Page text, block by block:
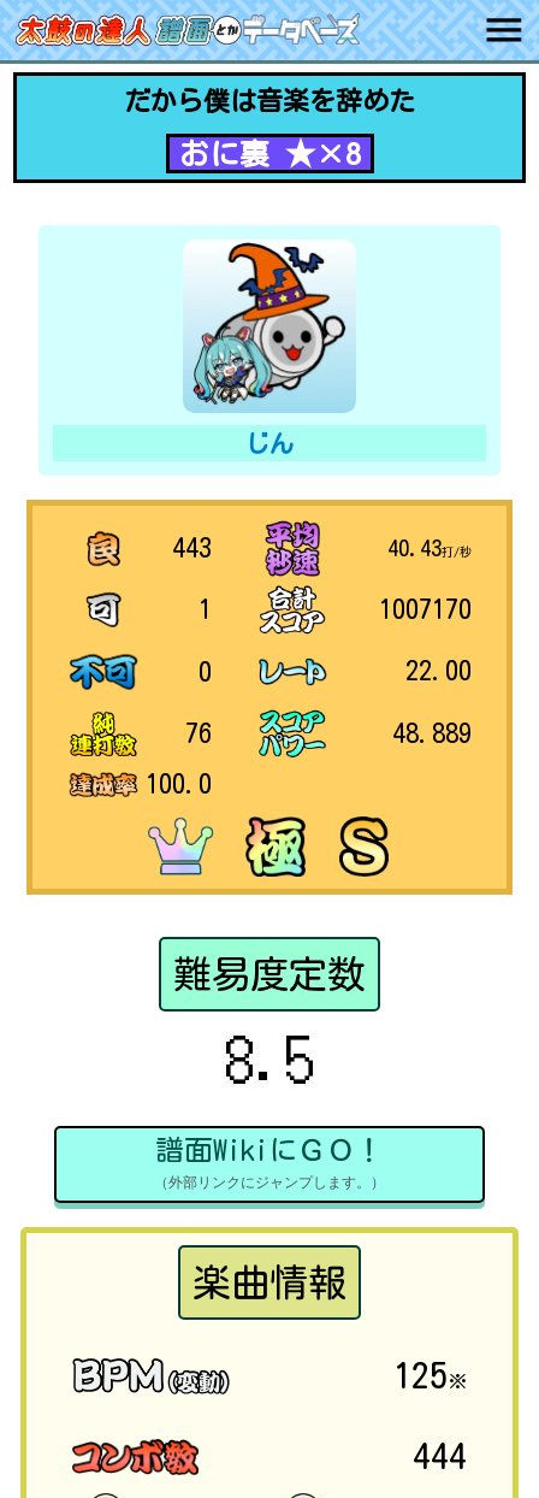
だから僕は音楽を辞めた
おに裏 ★×8
じん
443
1
0
76
100.0
40.43打/秒
1007170
22.00
48.889
難易度定数
8.5
譜面WikiにＧＯ！
（外部リンクにジャンプします。）
楽曲情報
125※
444